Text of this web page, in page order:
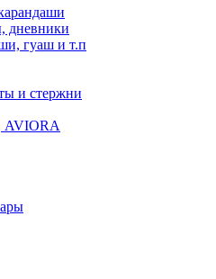
дневники
гуаш и т.п
и стержни